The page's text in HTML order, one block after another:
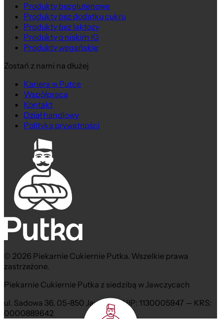
Produkty bezglutenowe
Produkty bez dodatku cukru
Produkty bez laktozy
Produkty o niskim IG
Produkty wegańskie
Zostań z nami na dłużej
Kariera w Putce
Współpraca
Kontakt
Dział handlowy
Polityka prywatności
© 2026 Piekarnie Cukiernie Putka. Wszelkie prawa
zastrzeżone.
Piekarnie Cukiernie Putka z siedzibą w Jawczycach
ul. Sadowa 36, 05-850 Jawczyce NIP: 1130005947 — KRS:
0000889642